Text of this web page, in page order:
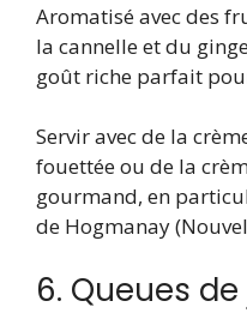
Aromatisé avec des
la cannelle et du
goût riche parfait
Servir avec de la
fouettée ou de la
gourmand, en
de Hogmanay
6. Queues